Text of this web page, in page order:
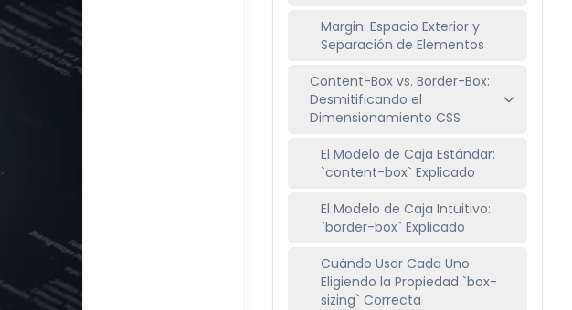
Margin: Espacio Exterior y
Separación de Elementos
Content-Box vs. Border-Box:
Desmitificando el
Dimensionamiento CSS
El Modelo de Caja Estándar:
`content-box` Explicado
El Modelo de Caja Intuitivo:
`border-box` Explicado
Cuándo Usar Cada Uno:
Eligiendo la Propiedad `box-
sizing` Correcta